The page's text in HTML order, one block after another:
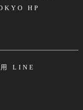
HP
LINE